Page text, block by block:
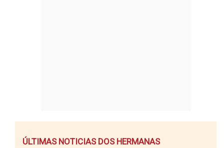
ÚLTIMAS NOTICIAS DOS HERMANAS